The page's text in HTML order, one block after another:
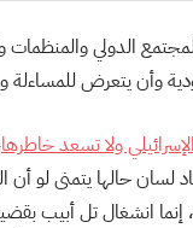
الدولي والمنظمات
وأن يتعرض للمساءلة
ولا تسعد خاطرها
لسان حالها يتمنى لو
انشغال تل أبيب